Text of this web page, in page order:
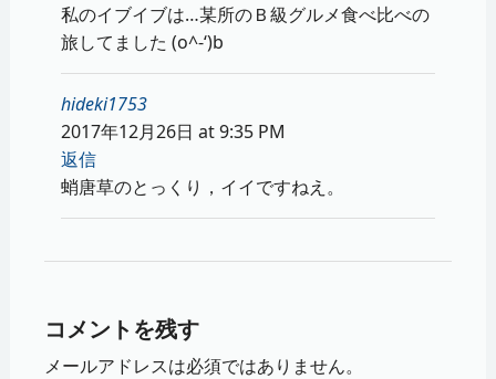
私のイブイブは…某所のＢ級グルメ食べ比べの
旅してました (o^-‘)b
hideki1753
2017年12月26日 at 9:35 PM
返信
蛸唐草のとっくり，イイですねえ。
コメントを残す
メールアドレスは必須ではありません。